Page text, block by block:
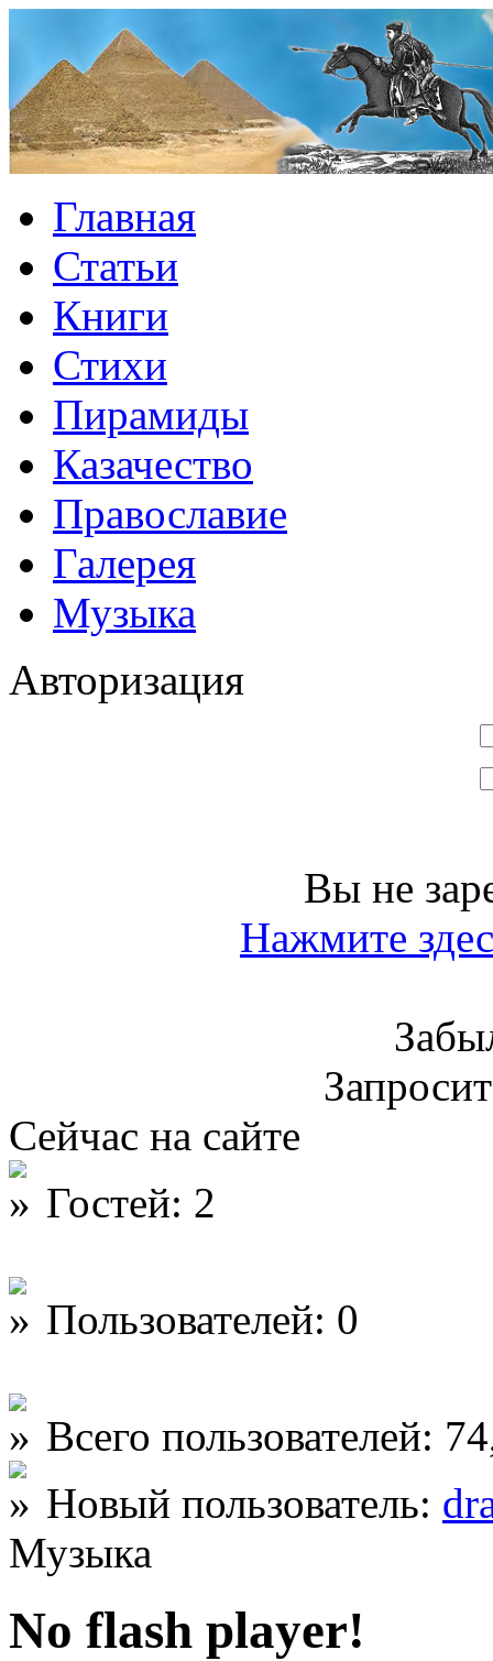
Главная
Статьи
Книги
Стихи
Пирамиды
Казачество
Православие
Галерея
Музыка
Авторизация
Вы не
Нажмите
Сейчас на сайте
Гостей: 2
Пользователей: 0
Всего пользователей:
Новый пользователь:
Музыка
No flash player!